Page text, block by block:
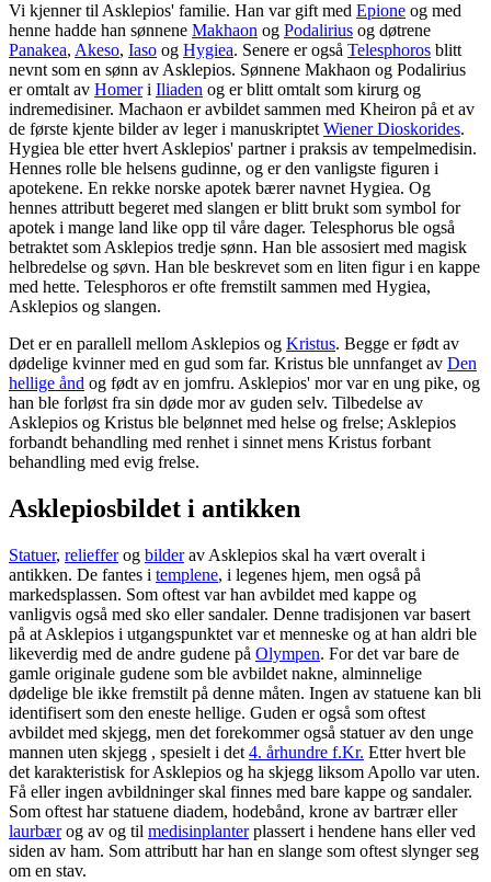
Vi kjenner til Asklepios' familie. Han var gift med Epione og med
henne hadde han sønnene Makhaon og Podalirius og døtrene
Panakea, Akeso, Iaso og Hygiea. Senere er også Telesphoros blitt
nevnt som en sønn av Asklepios. Sønnene Makhaon og Podalirius
er omtalt av Homeri Iliaden og er blitt omtalt som kirurg og
indremedisiner. Machaon er avbildet sammen med Kheiron på et av
de første kjente bilder av leger i manuskriptet Wiener Dioskorides.
Hygiea ble etter hvert Asklepios' partner i praksis av tempelmedisin.
Hennes rolle ble helsens gudinne, og er den vanligste figuren i
apotekene. En rekke norske apotek bærer navnet Hygiea. Og
hennes attributt begeret med slangen er blitt brukt som symbol for
apotek i mange land like opp til våre dager. Telesphorus ble også
betraktet som Asklepios tredje sønn. Han ble assosiert med magisk
helbredelse og søvn. Han ble beskrevet som en liten figur i en kappe
med hette. Telesphoros er ofte fremstilt sammen med Hygiea,
Asklepios og slangen.
Det er en parallell mellom Asklepios og Kristus. Begge er født av
dødelige kvinner med en gud som far. Kristus ble unnfanget av Den
hellige ånd og født av en jomfru. Asklepios' mor var en ung pike, og
han ble forløst fra sin døde mor av guden selv. Tilbedelse av
Asklepios og Kristus ble belønnet med helse og frelse; Asklepios
forbandt behandling med renhet i sinnet mens Kristus forbant
behandling med evig frelse.
Asklepiosbildet i antikken
Statuer, reliefferog bilderav Asklepios skal ha vært overalt i
antikken. De fantes i templene, i legenes hjem, men også på
markedsplassen. Som oftest var han avbildet med kappe og
vanligvis også med sko eller sandaler. Denne tradisjonen var basert
på at Asklepios i utgangspunktet var et menneske og at han aldri ble
likeverdig med de andre gudene på Olympen. For det var bare de
gamle originale gudene som ble avbildet nakne, alminnelige
dødelige ble ikke fremstilt på denne måten. Ingen av statuene kan bli
identifisert som den eneste hellige. Guden er også som oftest
avbildet med skjegg, men det forekommer også statuer av den unge
mannen uten skjegg , spesielt i det 4. århundre f.Kr. Etter hvert ble
det karakteristisk for Asklepios og ha skjegg liksom Apollo var uten.
Få eller ingen avbildninger skal finnes med bare kappe og sandaler.
Som oftest har statuene diadem, hodebånd, krone av bartrær eller
laurbærog av og til medisinplanterplassert i hendene hans eller ved
siden av ham. Som attributt har han en slange som oftest slynger seg
om en stav.